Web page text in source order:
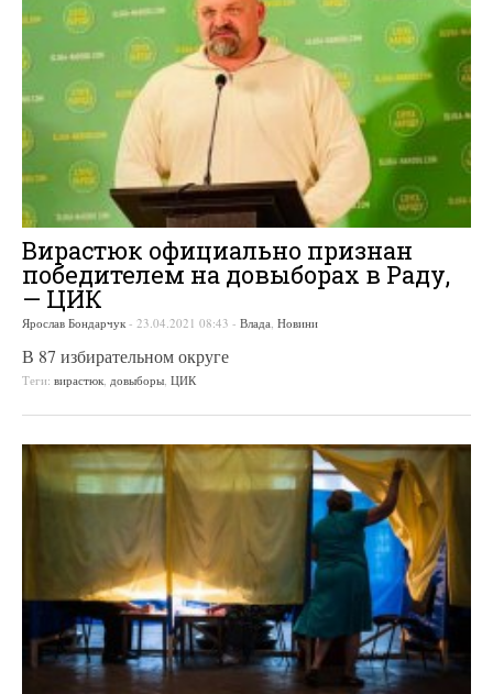
Вирастюк официально признан
победителем на довыборах в Раду,
— ЦИК
Ярослав Бондарчук - 23.04.2021 08:43 - Влада, Новини
В 87 избирательном округе
Теги: вирастюк, довыборы, ЦИК